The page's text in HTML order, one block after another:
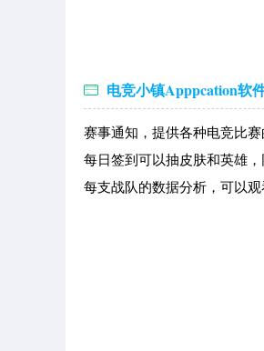
电竞小镇Apppcation软
赛事通知，提供各种电竞比
每日签到可以抽皮肤和英雄
每支战队的数据分析，可以